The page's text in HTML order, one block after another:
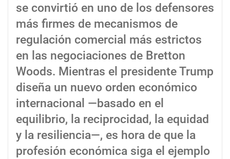
se convirtió en uno de los defensores
más firmes de mecanismos de
regulación comercial más estrictos
en las negociaciones de Bretton
Woods. Mientras el presidente Trump
diseña un nuevo orden económico
internacional —basado en el
equilibrio, la reciprocidad, la equidad
y la resiliencia—, es hora de que la
profesión económica siga el ejemplo